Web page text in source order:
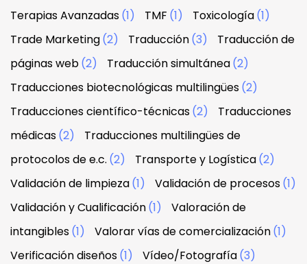
Terapias Avanzadas(1) TMF (1) Toxicología(1)
Trade Marketing(2) Traducción(3)
Traducción de
páginas web(2) Traducción simultánea(2)
Traducciones biotecnológicas multilingües(2)
Traducciones científico-técnicas(2)
Traducciones
médicas(2)
Traducciones multilingües de
protocolos de e.c. (2) Transporte y Logística(2)
Validación de limpieza(1) Validación de procesos(1)
Validación y Cualificación(1)
Valoración de
intangibles(1) Valorar vías de comercialización(1)
Verificación diseños(1) Vídeo/Fotografía(3)